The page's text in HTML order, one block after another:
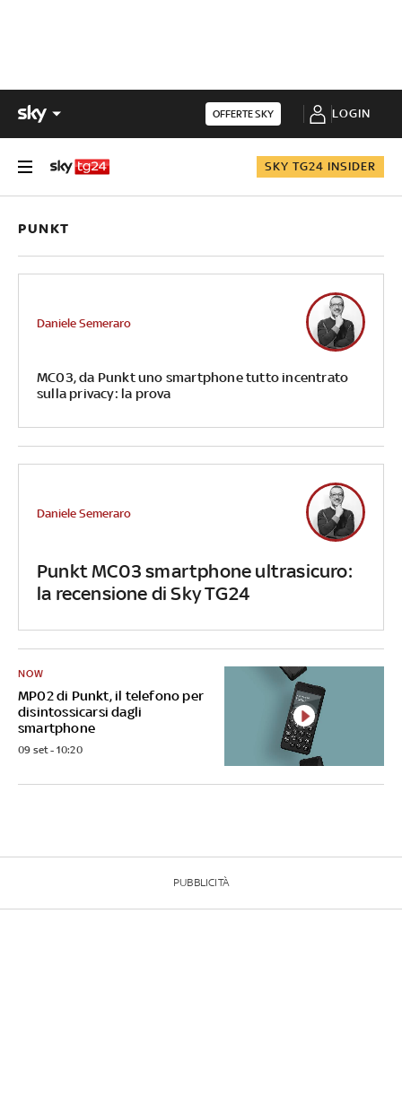
OFFERTE SKY LOGIN
SKY TG24 INSIDER
PUNKT
MC03, da Punkt uno smartphone tutto incentrato
sulla privacy: la prova
Daniele Semeraro
Punkt MC03 smartphone ultrasicuro:
la recensione di Sky TG24
Daniele Semeraro
MP02 di Punkt, il telefono per
disintossicarsi dagli
smartphone
NOW
09 set - 10:20
PUBBLICITÀ